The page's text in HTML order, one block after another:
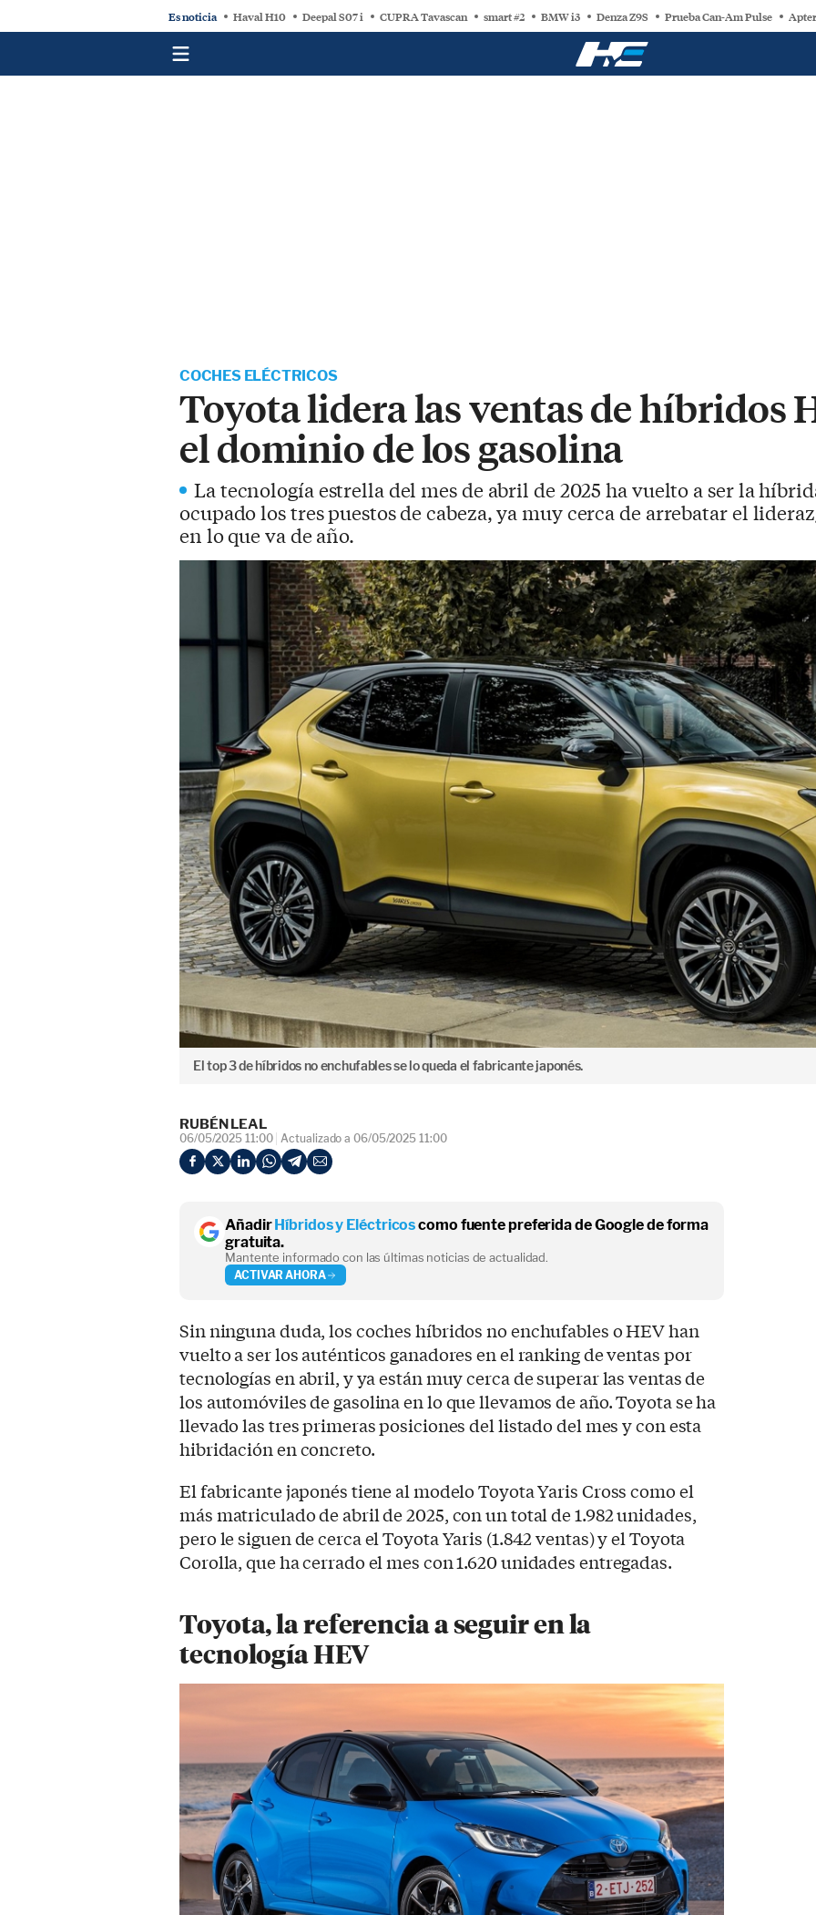
Es noticia Haval H10 Deepal S07 i CUPRA Tavascan smart #2 BMW i3 Denza Z9S Prueba Can-Am Pulse
COCHES ELÉCTRICOS
Toyota lidera las ventas de híbridos
el dominio de los gasolina
La tecnología estrella del mes de abril de 2025 ha vuelto a ser la
ocupado los tres puestos de cabeza, ya muy cerca de arrebatar el
en lo que va de año.
El top 3 de híbridos no enchufables se lo queda el fabricante japonés.
RUBÉN LEAL
06/05/2025 11:00 Actualizado a 06/05/2025 11:00
Añadir Híbridos y Eléctricoscomo fuente preferida de Google de forma
gratuita.
Mantente informado con las últimas noticias de actualidad.
ACTIVAR AHORA
Sin ninguna duda, los coches híbridos no enchufables o HEV han
vuelto a ser los auténticos ganadores en el ranking de ventas por
tecnologías en abril, y ya están muy cerca de superar las ventas de
los automóviles de gasolina en lo que llevamos de año. Toyota se ha
llevado las tres primeras posiciones del listado del mes y con esta
hibridación en concreto.
El fabricante japonés tiene al modelo Toyota Yaris Cross como el
más matriculado de abril de 2025, con un total de 1.982 unidades,
pero le siguen de cerca el Toyota Yaris (1.842 ventas) y el Toyota
Corolla, que ha cerrado el mes con 1.620 unidades entregadas.
Toyota, la referencia a seguir en la
tecnología HEV